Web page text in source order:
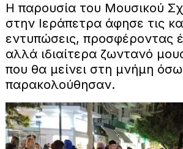
Η παρουσία του Μουσικού
στην Ιεράπετρα άφησε τις
εντυπώσεις, προσφέροντας
αλλά ιδιαίτερα ζωντανό
που θα μείνει στη μνήμη
παρακολούθησαν.